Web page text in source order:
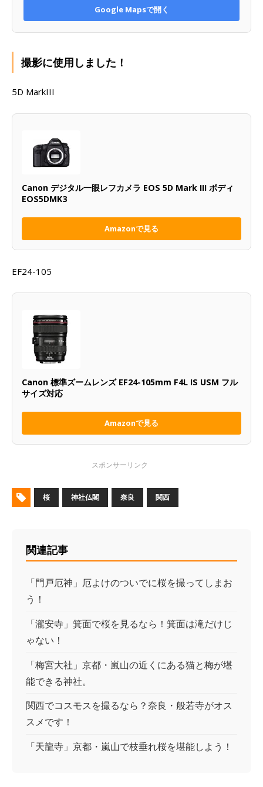
Google Mapsで開く
撮影に使用しました！
5D MarkIII
Canon デジタル一眼レフカメラ EOS 5D Mark III ボディ
EOS5DMK3
Amazonで見る
EF24-105
Canon 標準ズームレンズ EF24-105mm F4L IS USM フル
サイズ対応
Amazonで見る
桜 神社仏閣 奈良 関西
関連記事
「門戸厄神」厄よけのついでに桜を撮ってしまお
う！
「瀧安寺」箕面で桜を見るなら！箕面は滝だけじ
ゃない！
「梅宮大社」京都・嵐山の近くにある猫と梅が堪
能できる神社。
関西でコスモスを撮るなら？奈良・般若寺がオス
スメです！
「天龍寺」京都・嵐山で枝垂れ桜を堪能しよう！